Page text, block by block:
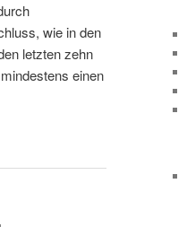
wie in den
letzten zehn
einen